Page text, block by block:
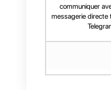
vos
plus à